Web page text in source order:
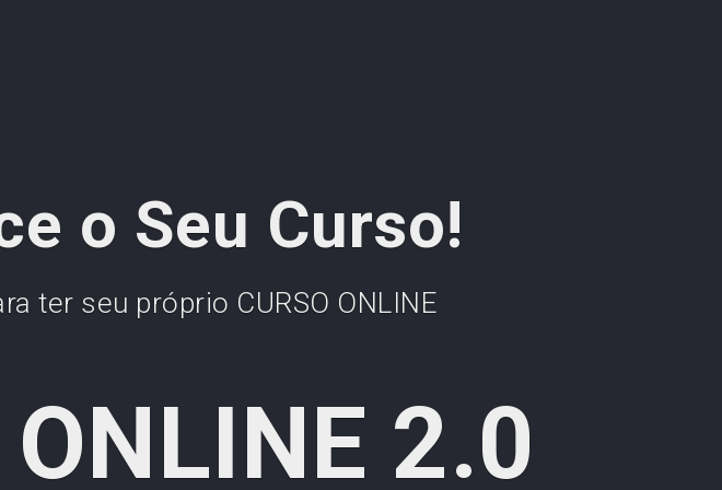
o Seu Curso!
ter seu próprio CURSO ONLINE
2.0